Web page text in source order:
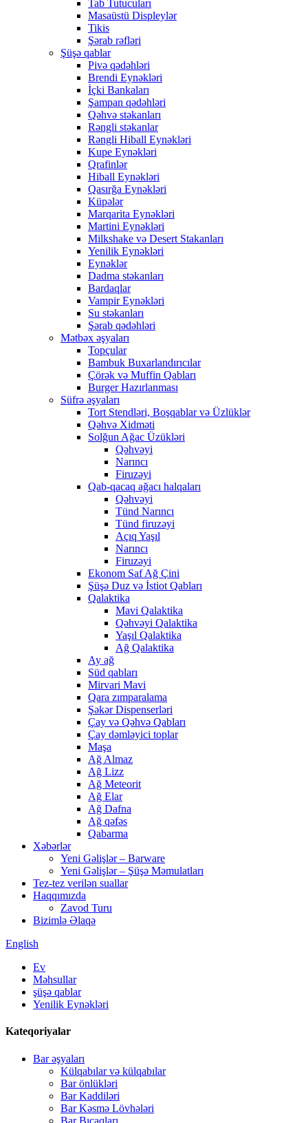
Tab Tutucuları
Masaüstü Displeylər
Tikis
Şərab rəfləri
Şüşə qablar
Pivə qədəhləri
Brendi Eynəkləri
İçki Bankaları
Şampan qədəhləri
Qəhvə stəkanları
Rəngli stəkanlar
Rəngli Hiball Eynəkləri
Kupe Eynəkləri
Qrafinlər
Hiball Eynəkləri
Qasırğa Eynəkləri
Küpələr
Marqarita Eynəkləri
Martini Eynəkləri
Milkshake və Desert Stakanları
Yenilik Eynəkləri
Eynəklər
Dadma stəkanları
Bardaqlar
Vampir Eynəkləri
Su stəkanları
Şərab qədəhləri
Mətbəx əşyaları
Topçular
Bambuk Buxarlandırıcılar
Çörək və Muffin Qabları
Burger Hazırlanması
Süfrə əşyaları
Tort Stendləri, Boşqablar və Üzlüklər
Qəhvə Xidməti
Solğun Ağac Üzükləri
Qəhvəyi
Narıncı
Firuzəyi
Qab-qacaq ağacı halqaları
Qəhvəyi
Tünd Narıncı
Tünd firuzəyi
Açıq Yaşıl
Narıncı
Firuzəyi
Ekonom Saf Ağ Çini
Şüşə Duz və İstiot Qabları
Qalaktika
Mavi Qalaktika
Qəhvəyi Qalaktika
Yaşıl Qalaktika
Ağ Qalaktika
Ay ağ
Süd qabları
Mirvari Mavi
Qara zımparalama
Şəkər Dispenserləri
Çay və Qəhvə Qabları
Çay dəmləyici toplar
Maşa
Ağ Almaz
Ağ Lizz
Ağ Meteorit
Ağ Elar
Ağ Dafna
Ağ qəfəs
Qabarma
Xəbərlər
Yeni Gəlişlər – Barware
Yeni Gəlişlər – Şüşə Məmulatları
Tez-tez verilən suallar
Haqqımızda
Zavod Turu
Bizimlə Əlaqə
English
Ev
Məhsullar
şüşə qablar
Yenilik Eynəkləri
Kateqoriyalar
Bar əşyaları
Külqabılar və külqabılar
Bar önlükləri
Bar Kaddiləri
Bar Kəsmə Lövhələri
Bar Bıçaqları